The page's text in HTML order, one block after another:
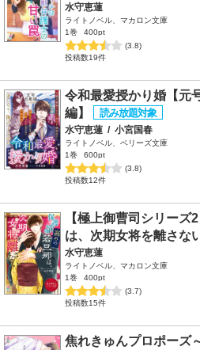
水守恵蓮
ライトノベル、マカロン文庫
1巻
400pt
(3.8)
投稿数19件
令和最愛授かり婚【元
編】
水守恵蓮 / 小宮国春
ライトノベル、ベリーズ文庫
1巻
600pt
(3.8)
投稿数12件
【極上御曹司シリーズ
は、次期女将を離さな
水守恵蓮
ライトノベル、マカロン文庫
1巻
400pt
(3.7)
投稿数15件
焦れきゅんプロポーズ